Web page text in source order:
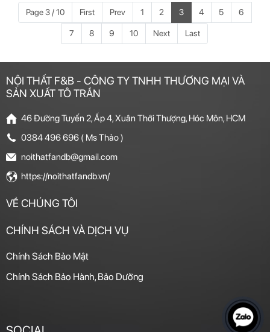
Page 3 / 10 First Prev 1 2 3 4 5 6
7 8 9 10 Next Last
NỘI THẤT F&B - CÔNG TY TNHH THƯƠNG MẠI VÀ
SẢN XUẤT TÔ TRẦN
46 Đường Tuyến 2, Ấp 4, Xuân Thới Thượng, Hóc Môn, HCM
0384 496 696 ( Ms Thảo )
noithatfandb@gmail.com
https://noithatfandb.vn/
VỀ CHÚNG TÔI
CHÍNH SÁCH VÀ DỊCH VỤ
Chính Sách Bảo Mật
Chính Sách Bảo Hành, Bảo Dưỡng